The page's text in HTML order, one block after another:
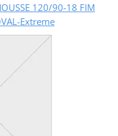
120/90-18 FIM
Extreme